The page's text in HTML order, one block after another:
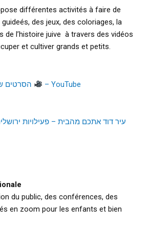
différentes activités à faire de
des jeux, des coloriages, la
de l’histoire juive à travers des vidéos
et cultiver grands et petits.
– YouTube
עיר דוד אתכם מהבית – פעילויות
du public, des conférences, des
en zoom pour les enfants et bien